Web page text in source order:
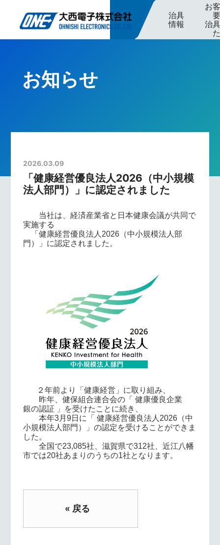
治具
情報
お
治
お知らせ
2026.03.09
「健康経営優良法人2026（中小規模
法人部門）」に認定されました
当社は、経済産業省と日本健康会議が共同で
実施する
「健康経営優良法人2026（中小規模法人部
門）」に認定されました。
２年前より 「健康経営」に取り組み、
昨年、健保組合連合会の「 健康優良企業
銀の認証 」を受けたことに続き、
本年3月9日に「 健康経営優良法人2026（中
小規模法人部門）」の認定を受けることができま
した。
全国で23,085社、滋賀県で312社、近江八幡
市では20社あまりのうちの1社となります。
« 戻る